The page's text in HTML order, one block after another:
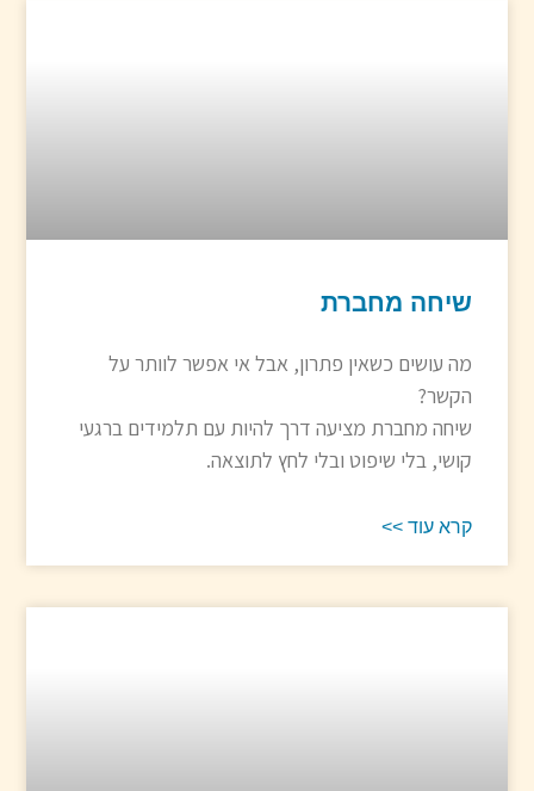
שיחה מחברת
מה עושים כשאין פתרון, אבל אי אפשר לוותר על
הקשר?
שיחה מחברת מציעה דרך להיות עם תלמידים ברגעי
קושי, בלי שיפוט ובלי לחץ לתוצאה.
קרא עוד >>